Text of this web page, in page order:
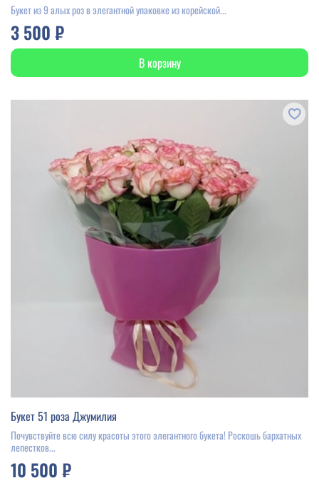
Букет из 9 алых роз в элегантной упаковке из корейской...
3 500 ₽
В корзину
Букет 51 роза Джумилия
Почувствуйте всю силу красоты этого элегантного букета! Роскошь бархатных
лепестков...
10 500 ₽